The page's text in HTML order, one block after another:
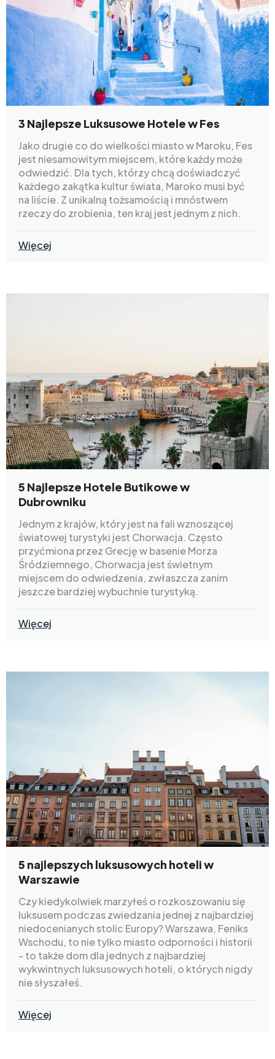
3 Najlepsze Luksusowe Hotele w Fes
Jako drugie co do wielkości miasto w Maroku, Fes
jest niesamowitym miejscem, które każdy może
odwiedzić. Dla tych, którzy chcą doświadczyć
każdego zakątka kultur świata, Maroko musi być
na liście. Z unikalną tożsamością i mnóstwem
rzeczy do zrobienia, ten kraj jest jednym z nich.
Więcej
5 Najlepsze Hotele Butikowe w
Dubrowniku
Jednym z krajów, który jest na fali wznoszącej
światowej turystyki jest Chorwacja. Często
przyćmiona przez Grecję w basenie Morza
Śródziemnego, Chorwacja jest świetnym
miejscem do odwiedzenia, zwłaszcza zanim
jeszcze bardziej wybuchnie turystyką.
Więcej
5 najlepszych luksusowych hoteli w
Warszawie
Czy kiedykolwiek marzyłeś o rozkoszowaniu się
luksusem podczas zwiedzania jednej z najbardziej
niedocenianych stolic Europy? Warszawa, Feniks
Wschodu, to nie tylko miasto odporności i historii
- to także dom dla jednych z najbardziej
wykwintnych luksusowych hoteli, o których nigdy
nie słyszałeś.
Więcej